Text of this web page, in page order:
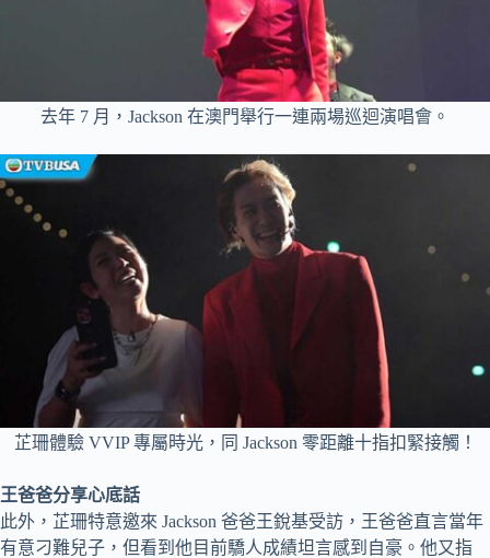
去年 7 月，Jackson 在澳門舉行一連兩場巡迴演唱會。
芷珊體驗 VVIP 專屬時光，同 Jackson 零距離十指扣緊接觸！
王爸爸分享心底話
此外，芷珊特意邀來 Jackson 爸爸王銳基受訪，王爸爸直言當年
有意刁難兒子，但看到他目前驕人成績坦言感到自豪。他又指